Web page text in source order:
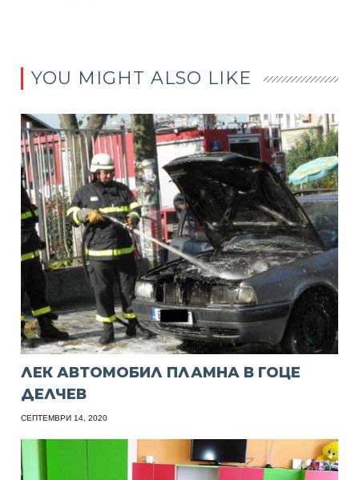
YOU MIGHT ALSO LIKE
ЛЕК АВТОМОБИЛ ПЛАМНА В ГОЦЕ
ДЕЛЧЕВ
СЕПТЕМВРИ 14, 2020